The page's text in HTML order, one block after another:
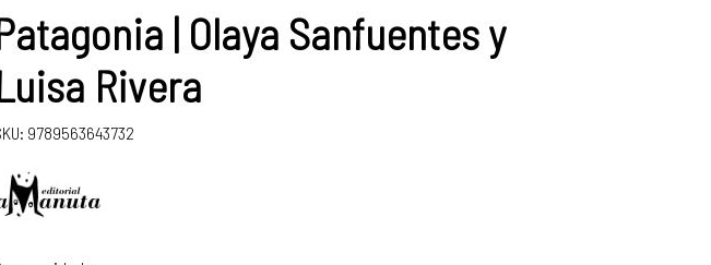
| Olaya Sanfuentes y
Rivera
9789563643732